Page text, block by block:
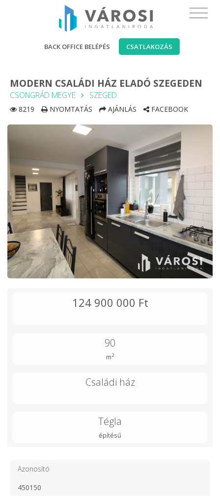
BACK OFFICE BELÉPÉS CSATLAKOZÁS
MODERN CSALÁDI HÁZ ELADÓ SZEGEDEN
CSONGRÁD MEGYE SZEGED
8219 NYOMTATÁS AJÁNLÁS FACEBOOK
124 900 000 Ft
90
m2
Családi ház
Tégla
építésű
Azonosító
450150